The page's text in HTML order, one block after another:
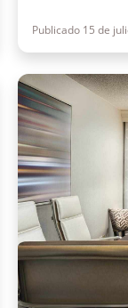
Publicado 15 de